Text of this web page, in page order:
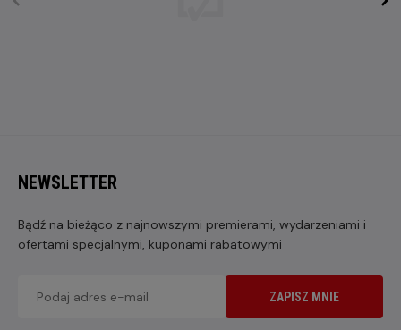
NEWSLETTER
Bądź na bieżąco z najnowszymi premierami, wydarzeniami i
ofertami specjalnymi, kuponami rabatowymi
ZAPISZ MNIE